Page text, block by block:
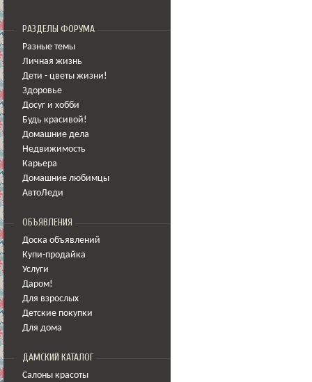
РАЗДЕЛЫ ФОРУМА
Разные темы
Личная жизнь
Дети - цветы жизни!
Здоровье
Досуг и хобби
Будь красивой!
Домашние дела
Недвижимость
Карьера
Домашние любимцы
АвтоЛеди
ОБЪЯВЛЕНИЯ
Доска объявлений
Купи-продайка
Услуги
Даром!
Для взрослых
Детские покупки
Для дома
ДАМСКИЙ КАТАЛОГ
Салоны красоты